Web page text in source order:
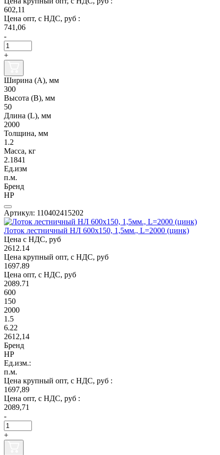
602,11
Цена опт, с НДС, руб :
741,06
-
+
Ширина (А), мм
300
Высота (В), мм
50
Длина (L), мм
2000
Толщина, мм
1.2
Масса, кг
2.1841
Ед.изм
п.м.
Бренд
НР
Артикул: 110402415202
Лоток лестничный НЛ 600х150, 1,5мм., L=2000 (цинк)
Цена с НДС, руб
2612.14
Цена крупный опт, с НДС, руб
1697.89
Цена опт, с НДС, руб
2089.71
600
150
2000
1.5
6.22
2612,14
Бренд
НР
Ед.изм.:
п.м.
Цена крупный опт, с НДС, руб :
1697,89
Цена опт, с НДС, руб :
2089,71
-
+